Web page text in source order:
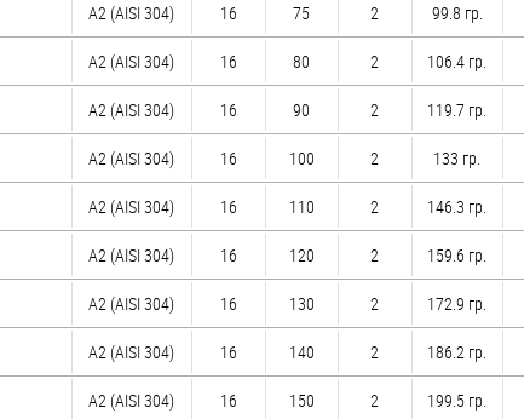
А2 (AISI 304) 16 75 2 99.8 гр.
А2 (AISI 304) 16 80 2 106.4 гр.
А2 (AISI 304) 16 90 2 119.7 гр.
А2 (AISI 304) 16 100 2 133 гр.
А2 (AISI 304) 16 110 2 146.3 гр.
А2 (AISI 304) 16 120 2 159.6 гр.
А2 (AISI 304) 16 130 2 172.9 гр.
А2 (AISI 304) 16 140 2 186.2 гр.
А2 (AISI 304) 16 150 2 199.5 гр.